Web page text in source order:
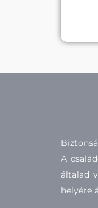
A
általad
helyére